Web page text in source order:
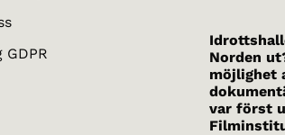
Norden
möjlighet
var först